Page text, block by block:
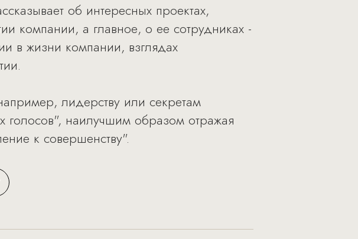
об интересных проектах,
компании, а главное, о ее сотрудниках -
в жизни компании, взглядах
лидерству или секретам
наилучшим образом отражая
к совершенству".